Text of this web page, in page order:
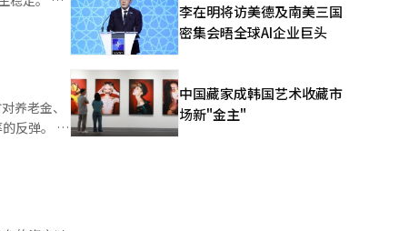
服务时间
值与社会
辑。
月经常账
措施对物
数效应以
及收
养老金、
弹。 政
关部长
划逐步制
李在明将访美德及南美三国
密集会晤全球AI企业巨头
中国藏家成韩国艺术收藏市
场新"金主"